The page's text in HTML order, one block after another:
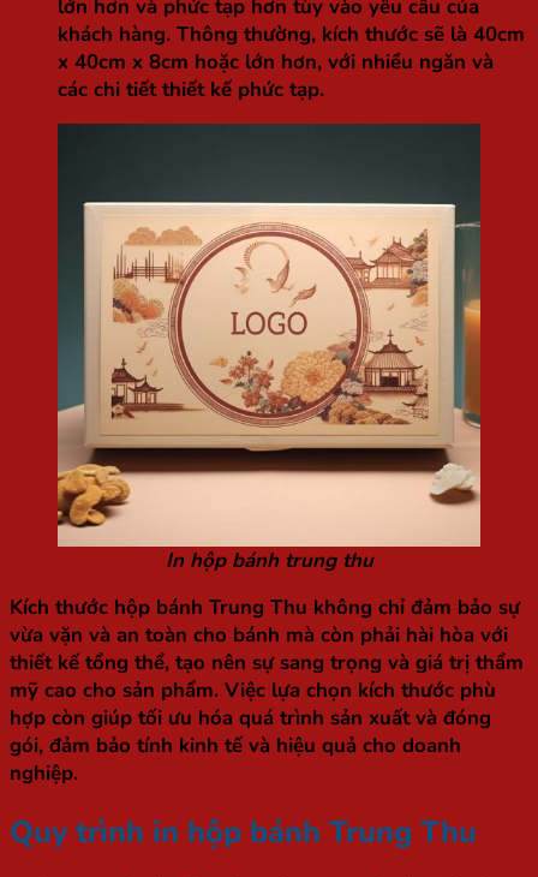
lớn hơn và phức tạp hơn tùy vào yêu cầu của
khách hàng. Thông thường, kích thước sẽ là 40cm
x 40cm x 8cm hoặc lớn hơn, với nhiều ngăn và
các chi tiết thiết kế phức tạp.
In hộp bánh trung thu
Kích thước hộp bánh Trung Thu không chỉ đảm bảo sự
vừa vặn và an toàn cho bánh mà còn phải hài hòa với
thiết kế tổng thể, tạo nên sự sang trọng và giá trị thẩm
mỹ cao cho sản phẩm. Việc lựa chọn kích thước phù
hợp còn giúp tối ưu hóa quá trình sản xuất và đóng
gói, đảm bảo tính kinh tế và hiệu quả cho doanh
nghiệp.
Quy trình in hộp bánh Trung Thu